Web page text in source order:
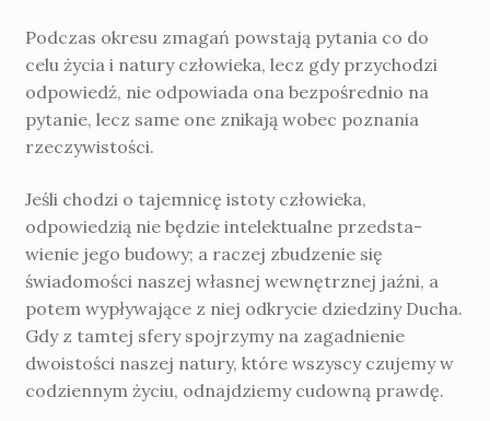
Podczas okresu zmagań powstają py­tania co do
celu życia i natury człowieka, lecz gdy przychodzi
odpowiedź, nie odpowiada ona bezpośrednio na
pytanie, lecz same one znikają wobec poznania
rzeczywistości.
Jeśli chodzi o tajemnicę istoty człowieka,
odpowiedzią nie będzie intelektualne przedsta­
wienie jego budowy; a raczej zbudzenie się
świadomości naszej własnej wewnętrznej jaźni, a
potem wypływające z niej odkrycie dziedziny Ducha.
Gdy z tamtej sfery spojrzymy na za­gadnienie
dwoistości naszej natury, które wszyscy czujemy w
codziennym życiu, odnajdziemy cudowną prawdę.